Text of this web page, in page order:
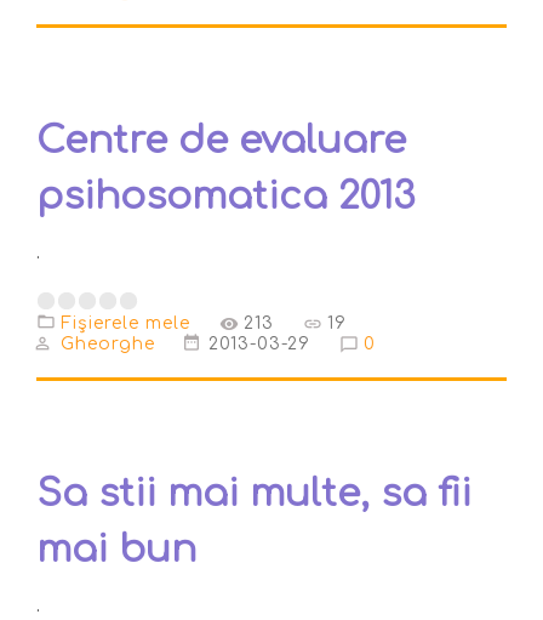
Centre de evaluare
psihosomatica 2013
.
Fişierele mele 213
19
Gheorghe
2013-03-29 0
Sa stii mai multe, sa fii
mai bun
.